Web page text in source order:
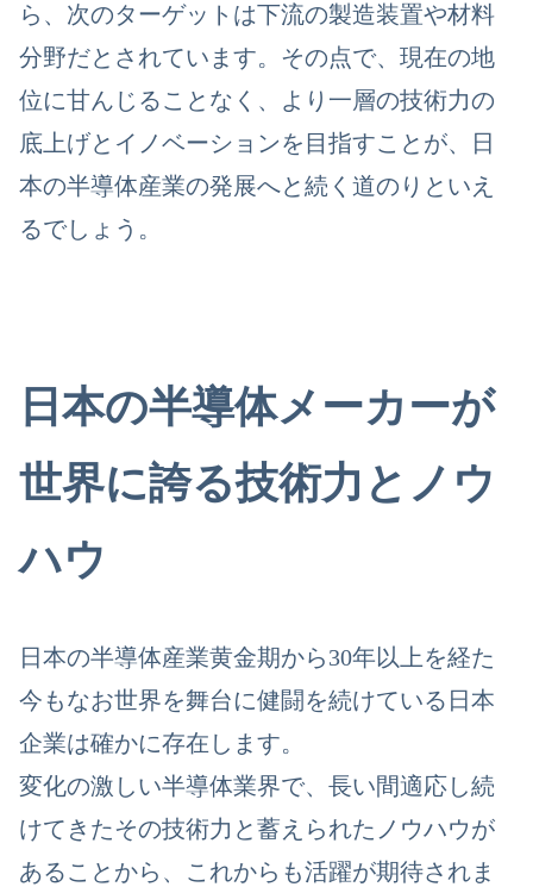
ら、 次のターゲットは下流の製造装置や材料
分野だとされています。その点で、現在の地
位に甘んじることなく、より一層の技術力の
底上げとイノベーションを目指すことが、日
本の半導体産業の発展へと続く道のりといえ
るでしょう。
日本の半導体メーカーが
世界に誇る技術力とノウ
ハウ
日本の半導体産業黄金期から30年以上を経た
今もなお世界を舞台に健闘を続けている日本
企業は確かに存在します。
変化の激しい半導体業界で、長い間適応し続
けてきたその技術力と蓄えられたノウハウが
あることから、これからも活躍が期待されま